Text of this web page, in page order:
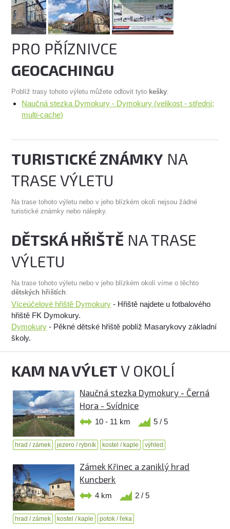
PRO PŘÍZNIVCE
GEOCACHINGU
Poblíž trasy tohoto výletu můžete odlovit tyto kešky:
Naučná stezka Dymokury - Dymokury (velikost - střední;
multi-cache)
TURISTICKÉ ZNÁMKY NA
TRASE VÝLETU
Na trase tohoto výletu nebo v jeho blízkém okolí nejsou žádné
turistické známky nebo nálepky.
DĚTSKÁ HŘIŠTĚ NA TRASE
VÝLETU
Na trase tohoto výletu nebo v jeho blízkém okolí víme o těchto
dětských hřištích:
Víceúčelové hřiště Dymokury - Hřiště najdete u fotbalového
hřiště FK Dymokury.
Dymokury - Pěkné dětské hřiště poblíž Masarykovy základní
školy.
KAM NA VÝLETV OKOLÍ
Naučná stezka Dymokury - Černá
Hora - Svídnice
10 - 11 km 5 / 5
hrad / zámek jezero / rybník kostel / kaple výhled
Zámek Křinec a zaniklý hrad
Kuncberk
4 km 2 / 5
hrad / zámek kostel / kaple potok / řeka